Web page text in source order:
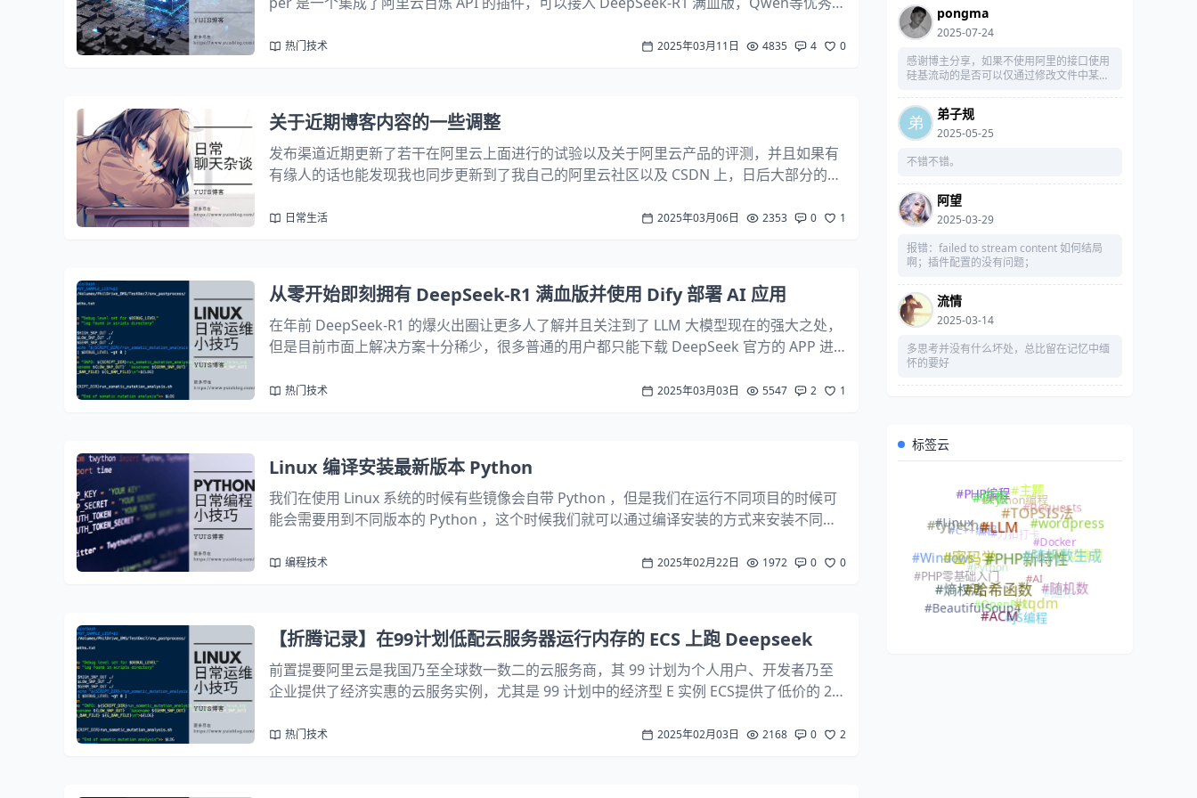
要...热门技术 2025年03月11日 4835 4 0
关于近期博客内容的一些调整
发布渠道近期更新了若干在阿里云上面进行的试验以及关于阿里云产品的评测，并且如果有
有缘人的话也能发现我也同步更新到了我自己的阿里云社区以及 CSDN 上，日后大部分的内
是我的阿里云社区以及 CSDN 博客主页链...
日常生活 2025年03月06日 2353 0 1
从零开始即刻拥有 DeepSeek-R1 满血版并使用 Dify 部署 AI 应用
在年前 DeepSeek-R1 的爆火出圈让更多人了解并且关注到了 LLM 大模型现在的强大之处，
但是目前市面上解决方案十分稀少，很多普通的用户都只能下载 DeepSeek 官方的 APP 进
此时国内众多...
热门技术 2025年03月03日 5547 2 1
Linux 编译安装最新版本 Python
我们在使用 Linux 系统的时候有些镜像会自带 Python ，但是我们在运行不同项目的时候可
能会需要用到不同版本的 Python ，这个时候我们就可以通过编译安装的方式来安装不同版
编程技术 2025年02月22日 1972 0 0
【折腾记录】在99计划低配云服务器运行内存的 ECS 上跑 Deepseek
前置提要阿里云是我国乃至全球数一数二的云服务商，其 99 计划为个人用户、开发者乃至
企业提供了经济实惠的云服务实例，尤其是 99 计划中的经济型 E 实例 ECS提供了低价的 2
Deepseek R1...
热门技术 2025年02月03日 2168 0 2
pongma
2025-07-24
感谢博主分享，如果不使用阿里的接口使用
硅基流动的是否可以仅通过修改文件中某接
弟子规
2025-05-25
不错不错。
阿望
2025-03-29
报错：failed to stream content 如何结局
啊；插件配置的没有问题；
流情
2025-03-14
多思考并没有什么坏处，总比留在记忆中缅
怀的要好
标签云
#C++编程
#Linux
#PHP编程
#Python编程
#力扣打卡
#Python
#PHP零基础入门
#Windows
#typecho
#模板
#主题
#Requests
#Docker
#AI
#OpenPyxl
#BeautifulSoup4
#熵权法
#密码学
#LLM
#TOPSIS法
#wordpress
#活动推荐
#插件
#JS编程
#ACM
#哈希函数
#PHP新特性
#随机数生成
#随机数
#tqdm